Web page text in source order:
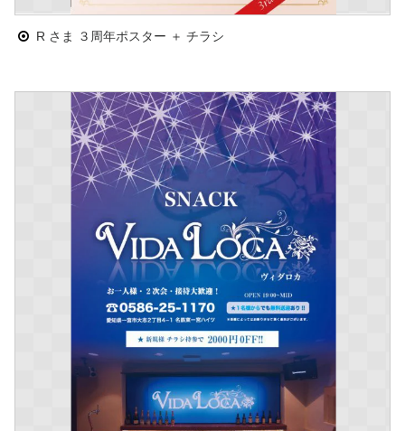
R さま ３周年ポスター ＋ チラシ